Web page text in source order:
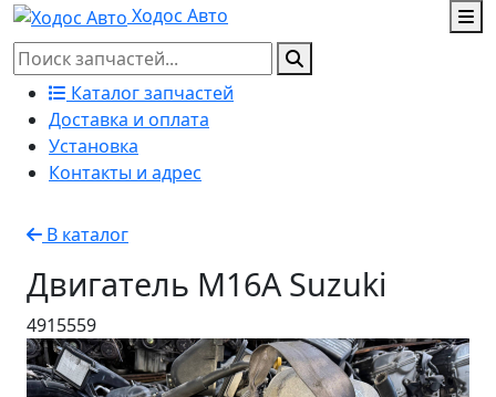
Ходос Авто
Каталог запчастей
Доставка и оплата
Установка
Контакты и адрес
В каталог
Двигатель M16A Suzuki
4915559